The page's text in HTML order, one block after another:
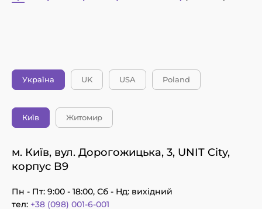
Україна UK USA Poland
Київ Житомир
м. Київ, вул. Дорогожицька, 3, UNIT City,
корпус B9
Пн - Пт: 9:00 - 18:00, Сб - Нд: вихідний
тел: +38 (098) 001-6-001